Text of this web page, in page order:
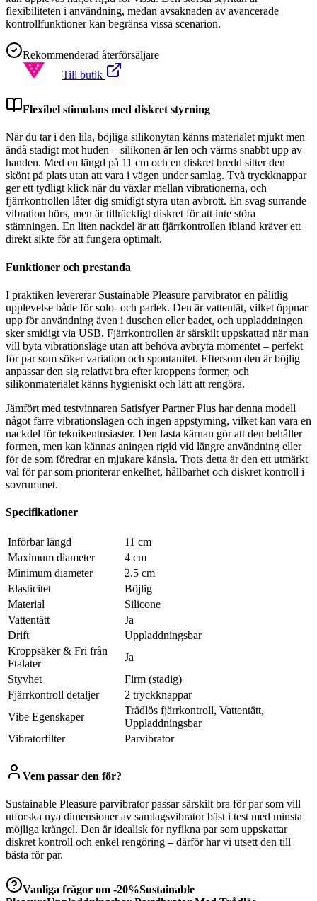
flexibiliteten i användning, medan avsaknaden av avancerade
kontrollfunktioner kan begränsa vissa scenarion.
Rekommenderad återförsäljare
Till butik
Flexibel stimulans med diskret styrning
När du tar i den lila, böjliga silikonytan känns materialet mjukt men
ändå stadigt mot huden – silikonen är len och värms snabbt upp av
handen. Med en längd på 11 cm och en diskret bredd sitter den
skönt på plats utan att vara i vägen under samlag. Två tryckknappar
ger ett tydligt klick när du växlar mellan vibrationerna, och
fjärrkontrollen låter dig smidigt styra utan avbrott. En svag surrande
vibration hörs, men är tillräckligt diskret för att inte störa
stämningen. En liten nackdel är att fjärrkontrollen ibland kräver ett
direkt sikte för att fungera optimalt.
Funktioner och prestanda
I praktiken levererar Sustainable Pleasure parvibrator en pålitlig
upplevelse både för solo- och parlek. Den är vattentät, vilket öppnar
upp för användning även i duschen eller badet, och uppladdningen
sker smidigt via USB. Fjärrkontrollen är särskilt uppskattad när man
vill byta vibrationsläge utan att behöva avbryta momentet – perfekt
för par som söker variation och spontanitet. Eftersom den är böjlig
anpassar den sig relativt bra efter kroppens former, och
silikonmaterialet känns hygieniskt och lätt att rengöra.
Jämfört med testvinnaren Satisfyer Partner Plus har denna modell
något färre vibrationslägen och ingen appstyrning, vilket kan vara en
nackdel för teknikentusiaster. Den fasta kärnan gör att den behåller
formen, men kan kännas aningen rigid vid längre användning eller
för de som föredrar en mjukare känsla. Trots detta är den ett utmärkt
val för par som prioriterar enkelhet, hållbarhet och diskret kontroll i
sovrummet.
Specifikationer
Införbar längd
11 cm
Maximum diameter
4 cm
Minimum diameter
2.5 cm
Elasticitet
Böjlig
Material
Silicone
Vattentätt
Ja
Drift
Uppladdningsbar
Kroppsäker & Fri från
Ftalater
Ja
Styvhet
Firm (stadig)
Fjärrkontroll detaljer
2 tryckknappar
Vibe Egenskaper
Trådlös fjärrkontroll, Vattentätt,
Uppladdningsbar
Vibratorfilter
Parvibrator
Vem passar den för?
Sustainable Pleasure parvibrator passar särskilt bra för par som vill
utforska nya dimensioner av samlagsvibrator bäst i test med minsta
möjliga krångel. Den är idealisk för nyfikna par som uppskattar
diskret kontroll och enkel rengöring – därför har vi utsett den till
bästa för par.
Vanliga frågor om -20%Sustainable